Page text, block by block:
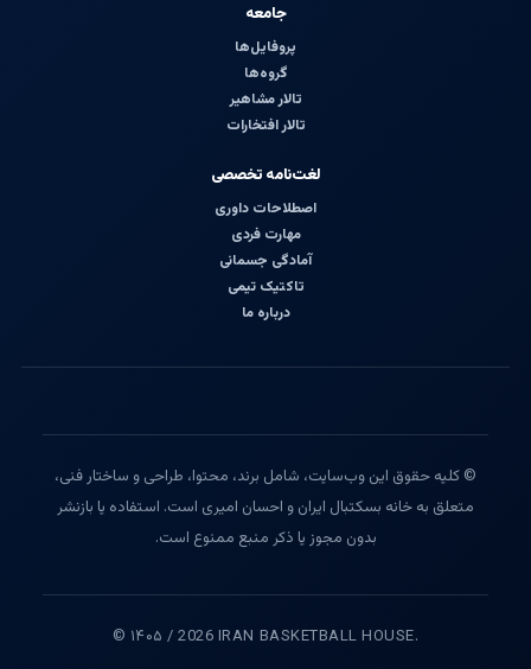
جامعه
پروفایل‌ها
گروه‌ها
تالار مشاهیر
تالار افتخارات
لغت‌نامه تخصصی
اصطلاحات داوری
مهارت فردی
آمادگی جسمانی
تاکتیک تیمی
درباره ما
© کلیه حقوق این وب‌سایت، شامل برند، محتوا، طراحی و ساختار فنی،
متعلق به خانه بسکتبال ایران و احسان امیری است. استفاده یا بازنشر
بدون مجوز یا ذکر منبع ممنوع است.
© ۱۴۰۵ / 2026 IRAN BASKETBALL HOUSE.